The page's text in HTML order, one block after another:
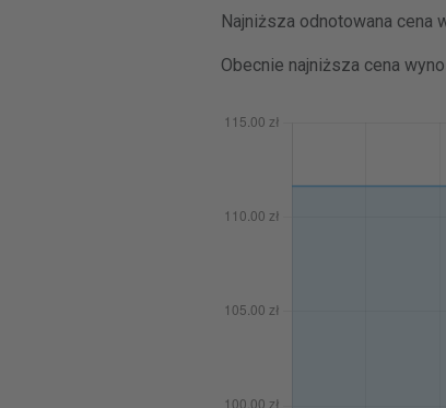
Najniższa odnotowana cena
Obecnie najniższa cena